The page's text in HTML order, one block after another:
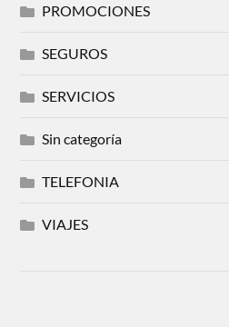
PROMOCIONES
SEGUROS
SERVICIOS
Sin categoría
TELEFONIA
VIAJES